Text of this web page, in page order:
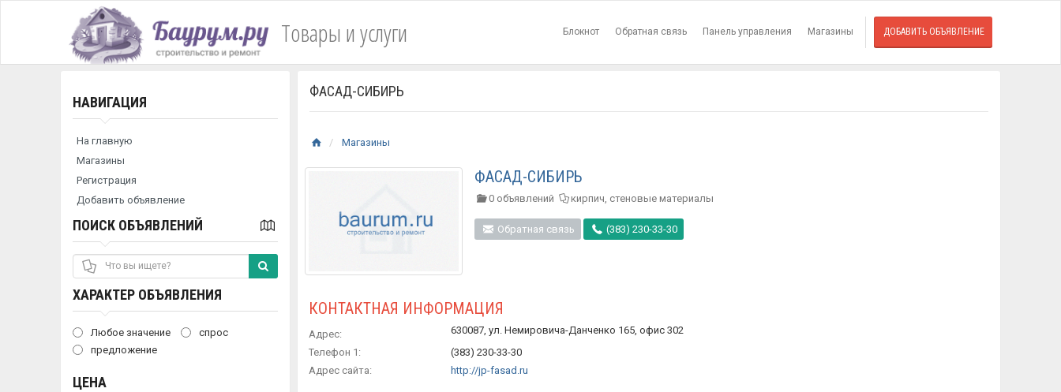
Товары и услуги Блокнот Обратная связь Панель управления Магазины ДОБАВИТЬ ОБЪЯВЛЕНИЕ
НАВИГАЦИЯ
На главную
Магазины
Регистрация
Добавить объявление
ПОИСК ОБЪЯВЛЕНИЙ
ХАРАКТЕР ОБЪЯВЛЕНИЯ
Любое значение
спрос
предложение
ЦЕНА
ФАСАД-СИБИРЬ
Магазины
ФАСАД-СИБИРЬ
0 объявлений кирпич, стеновые материалы
Обратная связь (383) 230-33-30
КОНТАКТНАЯ ИНФОРМАЦИЯ
Адрес:
630087, ул. Немировича-Данченко 165, офис 302
Телефон 1:
(383) 230-33-30
Адрес сайта:
http://jp-fasad.ru